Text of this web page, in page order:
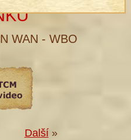
®
WAN - WBO
Další »